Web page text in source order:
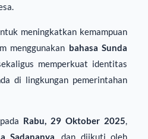
meningkatkan kemampuan
menggunakan bahasa Sunda
memperkuat identitas
di lingkungan pemerintahan
Rabu, 29 Oktober 2025
Sadananya , dan diikuti oleh